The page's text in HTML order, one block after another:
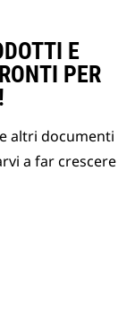
E
PER
altri documenti
a far crescere